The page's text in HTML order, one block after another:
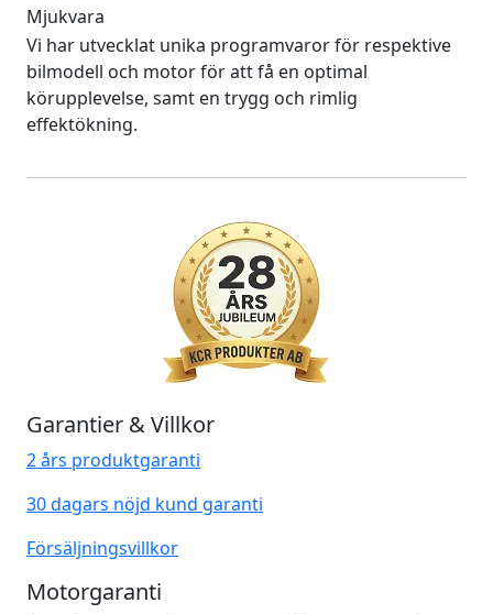
Mjukvara
Vi har utvecklat unika programvaror för respektive
bilmodell och motor för att få en optimal
körupplevelse, samt en trygg och rimlig
effektökning.
Garantier & Villkor
2 års produktgaranti
30 dagars nöjd kund garanti
Försäljningsvillkor
Motorgaranti